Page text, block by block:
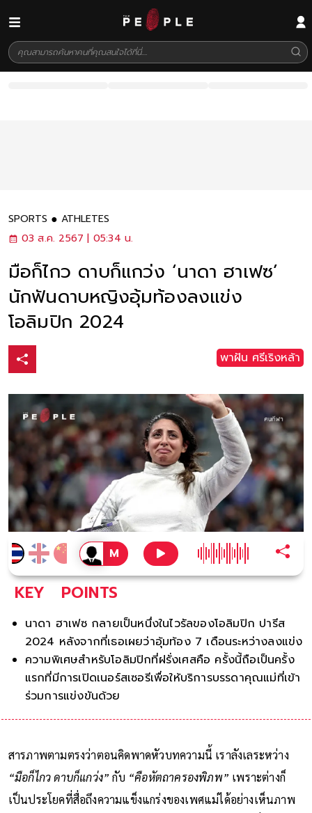
SPORTS
ATHLETES
03 ส.ค. 2567 | 05:34 น.
มือก็ไกว ดาบก็แกว่ง ‘นาดา ฮาเฟซ’
นักฟันดาบหญิงอุ้มท้องลงแข่ง
โอลิมปิก 2024
พาฝัน ศรีเริงหล้า
KEY POINTS
นาดา ฮาเฟซ กลายเป็นหนึ่งในไวรัลของโอลิมปิก ปารีส
2024 หลังจากที่เธอเผยว่าอุ้มท้อง 7 เดือนระหว่างลงแข่ง
ความพิเศษสำหรับโอลิมปิกที่ฝรั่งเศสคือ ครั้งนี้ถือเป็นครั้ง
แรกที่มีการเปิดเนอร์สเซอรีเพื่อให้บริการบรรดาคุณแม่ที่เข้า
ร่วมการแข่งขันด้วย
สารภาพตามตรงว่าตอนคิดพาดหัวบทความนี้ เราลังเลระหว่าง
“มือก็ไกว ดาบก็แกว่ง”กับ “คือหัตถาครองพิภพ” เพราะต่างก็
เป็นประโยคที่สื่อถึงความแข็งแกร่งของเพศแม่ได้อย่างเห็นภาพ